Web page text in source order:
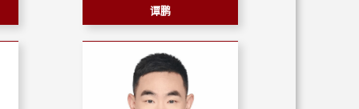
谭鹏